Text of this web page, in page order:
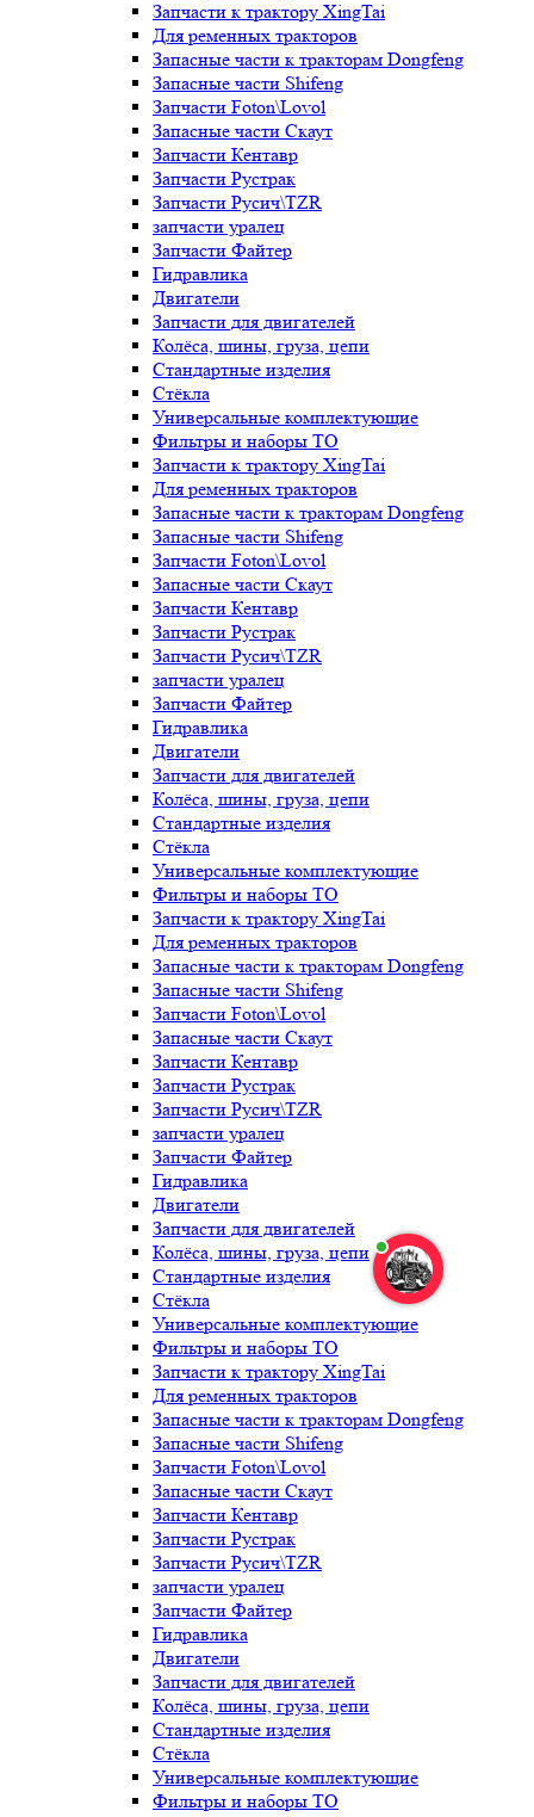
Запчасти к трактору XingTai
Для ременных тракторов
Запасные части к тракторам Dongfeng
Запасные части Shifeng
Запчасти Foton\Lovol
Запасные части Скаут
Запчасти Кентавр
Запчасти Рустрак
Запчасти Русич\TZR
запчасти уралец
Запчасти Файтер
Гидравлика
Двигатели
Запчасти для двигателей
Колёса, шины, груза, цепи
Стандартные изделия
Стёкла
Универсальные комплектующие
Фильтры и наборы ТО
Запчасти к трактору XingTai
Для ременных тракторов
Запасные части к тракторам Dongfeng
Запасные части Shifeng
Запчасти Foton\Lovol
Запасные части Скаут
Запчасти Кентавр
Запчасти Рустрак
Запчасти Русич\TZR
запчасти уралец
Запчасти Файтер
Гидравлика
Двигатели
Запчасти для двигателей
Колёса, шины, груза, цепи
Стандартные изделия
Стёкла
Универсальные комплектующие
Фильтры и наборы ТО
Запчасти к трактору XingTai
Для ременных тракторов
Запасные части к тракторам Dongfeng
Запасные части Shifeng
Запчасти Foton\Lovol
Запасные части Скаут
Запчасти Кентавр
Запчасти Рустрак
Запчасти Русич\TZR
запчасти уралец
Запчасти Файтер
Гидравлика
Двигатели
Запчасти для двигателей
Колёса, шины, груза, цепи
Стандартные изделия
Стёкла
Универсальные комплектующие
Фильтры и наборы ТО
Запчасти к трактору XingTai
Для ременных тракторов
Запасные части к тракторам Dongfeng
Запасные части Shifeng
Запчасти Foton\Lovol
Запасные части Скаут
Запчасти Кентавр
Запчасти Рустрак
Запчасти Русич\TZR
запчасти уралец
Запчасти Файтер
Гидравлика
Двигатели
Запчасти для двигателей
Колёса, шины, груза, цепи
Стандартные изделия
Стёкла
Универсальные комплектующие
Фильтры и наборы ТО